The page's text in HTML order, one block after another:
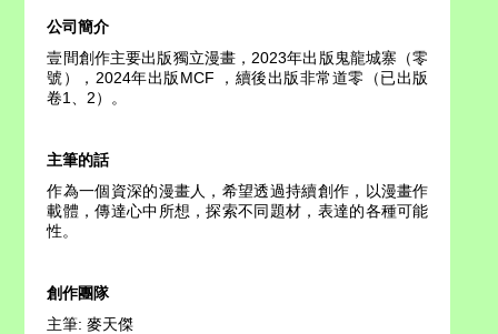
公司簡介
壹間創作主要出版獨立漫畫，2023年出版鬼龍城寨（零
號），2024年出版MCF ，續後出版非常道零（已出版
卷1、2）。
主筆的話
作為一個資深的漫畫人，希望透過持續創作，以漫畫作
載體，傳達心中所想，探索不同題材，表達的各種可能
性。
創作團隊
主筆: 麥天傑